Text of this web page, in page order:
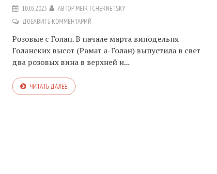
10.03.2023 АВТОР MEIR TCHERNETSKY
ДОБАВИТЬ КОММЕНТАРИЙ
Розовые с Голан. В начале марта винодельня
Голанских высот (Рамат а-Голан) выпустила в свет
два розовых вина в верхней и...
ЧИТАТЬ ДАЛЕЕ